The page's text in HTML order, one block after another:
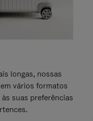
longas, nossas
vários formatos
suas preferências